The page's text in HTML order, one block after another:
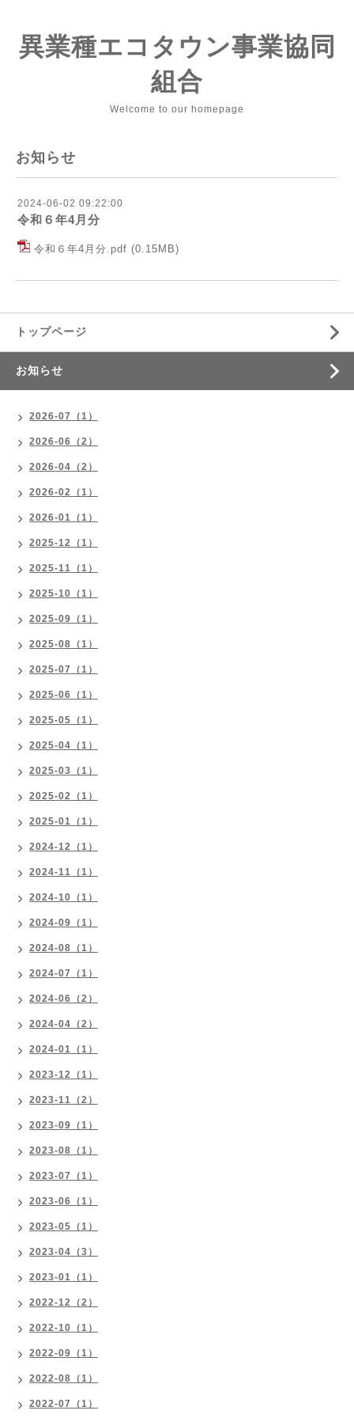
異業種エコタウン事業協同
組合
Welcome to our homepage
お知らせ
2024-06-02 09:22:00
令和６年4月分
令和６年4月分.pdf (0.15MB)
トップページ
お知らせ
2026-07（1）
2026-06（2）
2026-04（2）
2026-02（1）
2026-01（1）
2025-12（1）
2025-11（1）
2025-10（1）
2025-09（1）
2025-08（1）
2025-07（1）
2025-06（1）
2025-05（1）
2025-04（1）
2025-03（1）
2025-02（1）
2025-01（1）
2024-12（1）
2024-11（1）
2024-10（1）
2024-09（1）
2024-08（1）
2024-07（1）
2024-06（2）
2024-04（2）
2024-01（1）
2023-12（1）
2023-11（2）
2023-09（1）
2023-08（1）
2023-07（1）
2023-06（1）
2023-05（1）
2023-04（3）
2023-01（1）
2022-12（2）
2022-10（1）
2022-09（1）
2022-08（1）
2022-07（1）